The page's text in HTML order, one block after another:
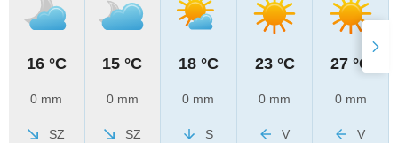
16 °C
0 mm
SZ
15 °C
0 mm
SZ
18 °C
0 mm
S
23 °C
0 mm
V
27 °C
0 mm
V